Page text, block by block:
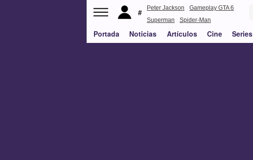
Peter Jackson
Gameplay GTA 6
Superman
Spider-Man
Portada Noticias Artículos Cine Series